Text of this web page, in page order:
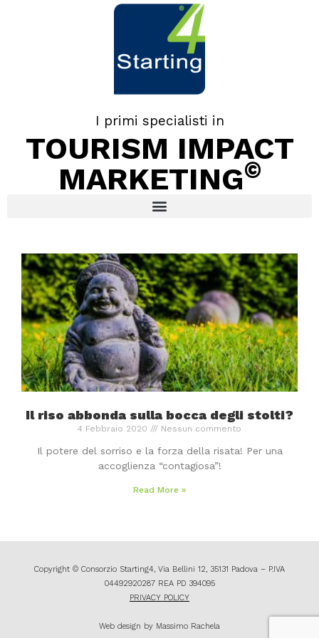
I primi specialisti in
TOURISM IMPACT
MARKETING©
Il riso abbonda sulla bocca degli stolti?
4 Febbraio 2020 Nessun commento
Il potere del sorriso e la forza della risata! Per una
accoglienza “contagiosa”!
Read More »
Copyright © Consorzio Starting4, Via Bellini 12, 35131 Padova – P.IVA
04492920287 REA PD 394095
PRIVACY POLICY
Web design by Massimo Rachela